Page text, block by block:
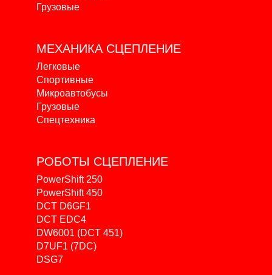
Грузовые
МЕХАНИКА СЦЕПЛЕНИЕ
Легковые
Спортивные
Микроавтобусы
Грузовые
Спецтехника
РОБОТЫ СЦЕПЛЕНИЕ
PowerShift 250
PowerShift 450
DCT D6GF1
DCT EDC4
DW6001 (DCT 451)
D7UF1 (7DC)
DSG7